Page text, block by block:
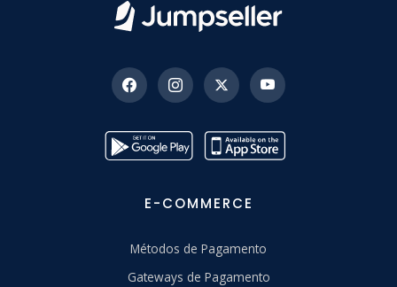
E-COMMERCE
Métodos de Pagamento
Gateways de Pagamento